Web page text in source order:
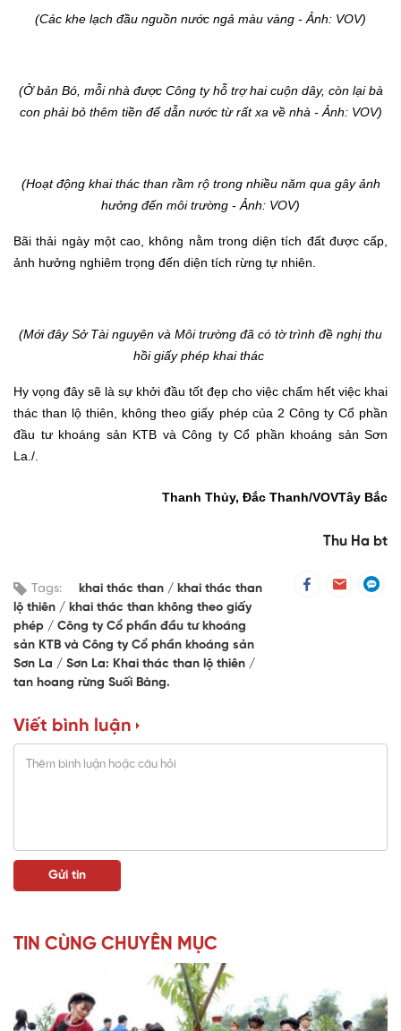
(Các khe lạch đầu nguồn nước ngả màu vàng - Ảnh: VOV)
(Ở bản Bó, mỗi nhà được Công ty hỗ trợ hai cuộn dây, còn lại bà
con phải bỏ thêm tiền để dẫn nước từ rất xa về nhà - Ảnh: VOV)
(Hoạt động khai thác than rầm rộ trong nhiều năm qua gây ảnh
hưởng đến môi trường - Ảnh: VOV)
Bãi thải ngày một cao, không nằm trong diện tích đất được cấp,
ảnh hưởng nghiêm trọng đến diện tích rừng tự nhiên.
(Mới đây Sở Tài nguyên và Môi trường đã có tờ trình đề nghị thu
hồi giấy phép khai thác
Hy vọng đây sẽ là sự khởi đầu tốt đẹp cho việc chấm hết việc khai
thác than lộ thiên, không theo giấy phép của 2 Công ty Cổ phần
đầu tư khoáng sản KTB và Công ty Cổ phần khoáng sản Sơn
La./.
Thanh Thủy, Đắc Thanh/VOVTây Bắc
Thu Ha bt
Tags: khai thác than
khai thác than
lộ thiên
khai thác than không theo giấy
phép
Công ty Cổ phần đầu tư khoáng
sản KTB và Công ty Cổ phần khoáng sản
Sơn La
Sơn La: Khai thác than lộ thiên
tan hoang rừng Suối Bàng.
Viết bình luận
TIN CÙNG CHUYÊN MỤC